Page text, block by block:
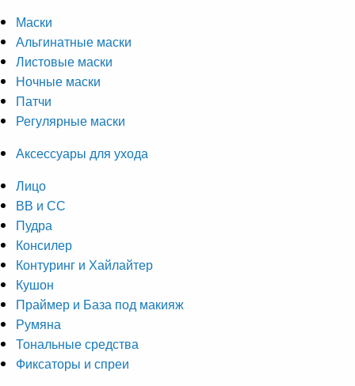
Маски
Альгинатные маски
Листовые маски
Ночные маски
Патчи
Регулярные маски
Аксессуары для ухода
Лицо
ВВ и СС
Пудра
Консилер
Контуринг и Хайлайтер
Кушон
Праймер и База под макияж
Румяна
Тональные средства
Фиксаторы и спреи